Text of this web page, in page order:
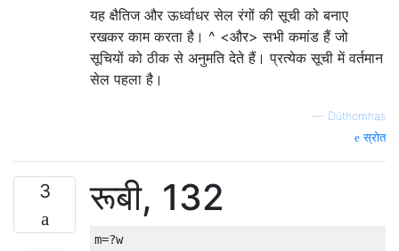
    ;
    atom_concat(brachylog_subpred_,N,Name)
    ),
    (
brachylog_write(X,Y) :-
    is_list(List),
यह क्षैतिज और ऊर्ध्वाधर सेल रंगों की सूची को बनाए
रखकर काम करता है। ^ <और> सभी कमांड हैं जो
सूचियों को ठीक से अनुमति देते हैं। प्रत्येक सूची में वर्तमान
सेल पहला है।
— Dúthomhas
स्रोत
3 रूबी, 132
m=?w